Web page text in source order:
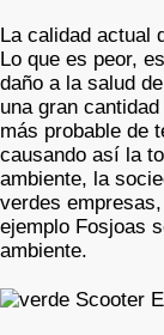
La calidad actual
Lo que es peor,
daño a la salud
una gran
más probable de
causando así la
ambiente, la
verdes
ejemplo Fosjoas
ambiente.